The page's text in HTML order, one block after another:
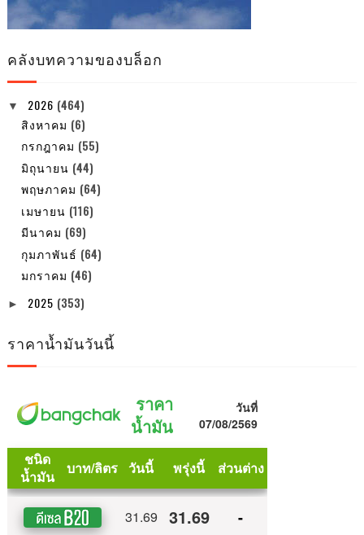
คลังบทความของบล็อก
▼ 2026 (464)
สิงหาคม (6)
กรกฎาคม (55)
มิถุนายน (44)
พฤษภาคม (64)
เมษายน (116)
มีนาคม (69)
กุมภาพันธ์ (64)
มกราคม (46)
► 2025 (353)
ราคาน้ำมันวันนี้